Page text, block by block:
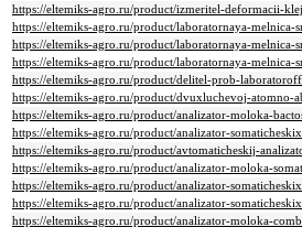
https://eltemiks-agro.ru/product/izmeritel-deformacii-
https://eltemiks-agro.ru/product/laboratornaya-melnica-
https://eltemiks-agro.ru/product/laboratornaya-melnica-
https://eltemiks-agro.ru/product/laboratornaya-melnica-
https://eltemiks-agro.ru/product/delitel-prob-
https://eltemiks-agro.ru/product/dvuxluchevoj-atomno-
https://eltemiks-agro.ru/product/analizator-moloka-
https://eltemiks-agro.ru/product/analizator-
https://eltemiks-agro.ru/product/avtomaticheskij-
https://eltemiks-agro.ru/product/analizator-moloka-
https://eltemiks-agro.ru/product/analizator-
https://eltemiks-agro.ru/product/analizator-
https://eltemiks-agro.ru/product/analizator-moloka-